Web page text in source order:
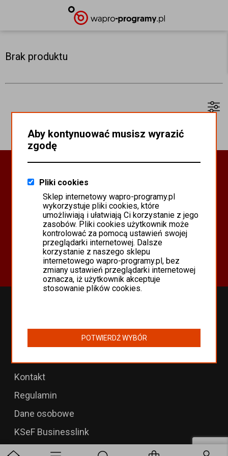
Brak produktu
PROGRAMY WAPRO ERP
PROGRAMY MISTRAL
SYSTEM SCANMAG
Oferta
Programy Asseco WAPRO
Odnowienia 365 i aktualizacje
Programy WAPRO
Kontakt
Regulamin
Dane osobowe
KSeF Businesslink
Aby kontynuować musisz wyrazić
zgodę
Pliki cookies
Sklep internetowy wapro-programy.pl
wykorzystuje pliki cookies, które
umożliwiają i ułatwiają Ci korzystanie z jego
zasobów. Pliki cookies użytkownik może
kontrolować za pomocą ustawień swojej
przeglądarki internetowej. Dalsze
korzystanie z naszego sklepu
internetowego wapro-programy.pl, bez
zmiany ustawień przeglądarki internetowej
oznacza, iż użytkownik akceptuje
stosowanie plików cookies.
POTWIERDŹ WYBÓR